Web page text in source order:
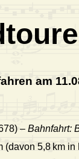
am
– Bahnfahrt:
(davon 5,8 km in